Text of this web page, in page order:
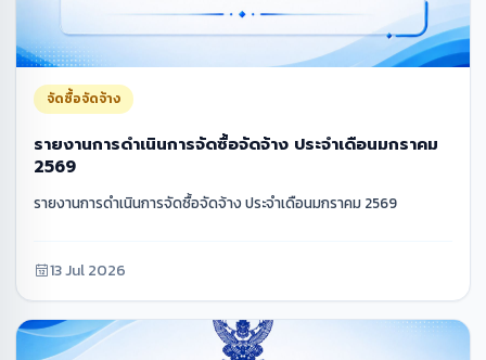
จัดซื้อจัดจ้าง
รายงานการดำเนินการจัดซื้อจัดจ้าง ประจำเดือนมกราคม
2569
รายงานการดำเนินการจัดซื้อจัดจ้าง ประจำเดือนมกราคม 2569
13 Jul 2026